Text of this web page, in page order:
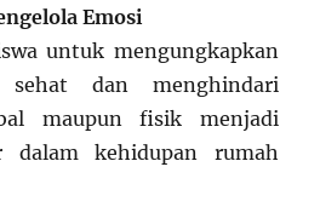
Emosi
untuk mengungkapkan
sehat dan menghindari
maupun fisik menjadi
dalam kehidupan rumah